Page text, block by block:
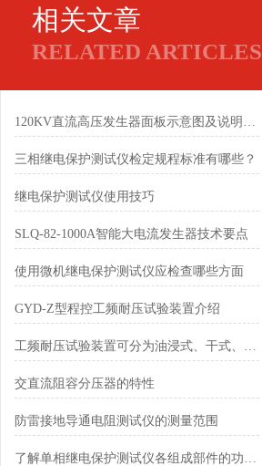
相关文章
RELATED ARTICLES
120KV直流高压发生器面板示意图及说明，一看即懂
三相继电保护测试仪检定规程标准有哪些？
继电保护测试仪使用技巧
SLQ-82-1000A智能大电流发生器技术要点
使用微机继电保护测试仪应检查哪些方面
GYD-Z型程控工频耐压试验装置介绍
工频耐压试验装置可分为油浸式、干式、充气式
交直流阻容分压器的特性
防雷接地导通电阻测试仪的测量范围
了解单相继电保护测试仪各组成部件的功能特点有助于保障作业安全